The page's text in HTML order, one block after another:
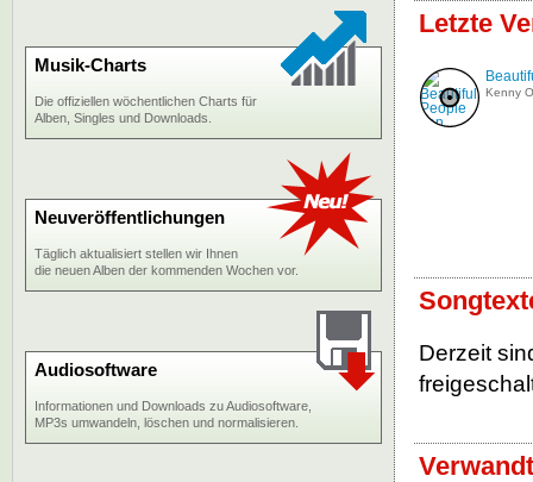
Letzte
Kenny
Derzeit
Musik-Charts
Die offiziellen wöchentlichen Charts für
Alben, Singles und Downloads.
Neuveröffentlichungen
Täglich aktualisiert stellen wir Ihnen
die neuen Alben der kommenden Wochen vor.
Audiosoftware
Informationen und Downloads zu Audiosoftware,
MP3s umwandeln, löschen und normalisieren.